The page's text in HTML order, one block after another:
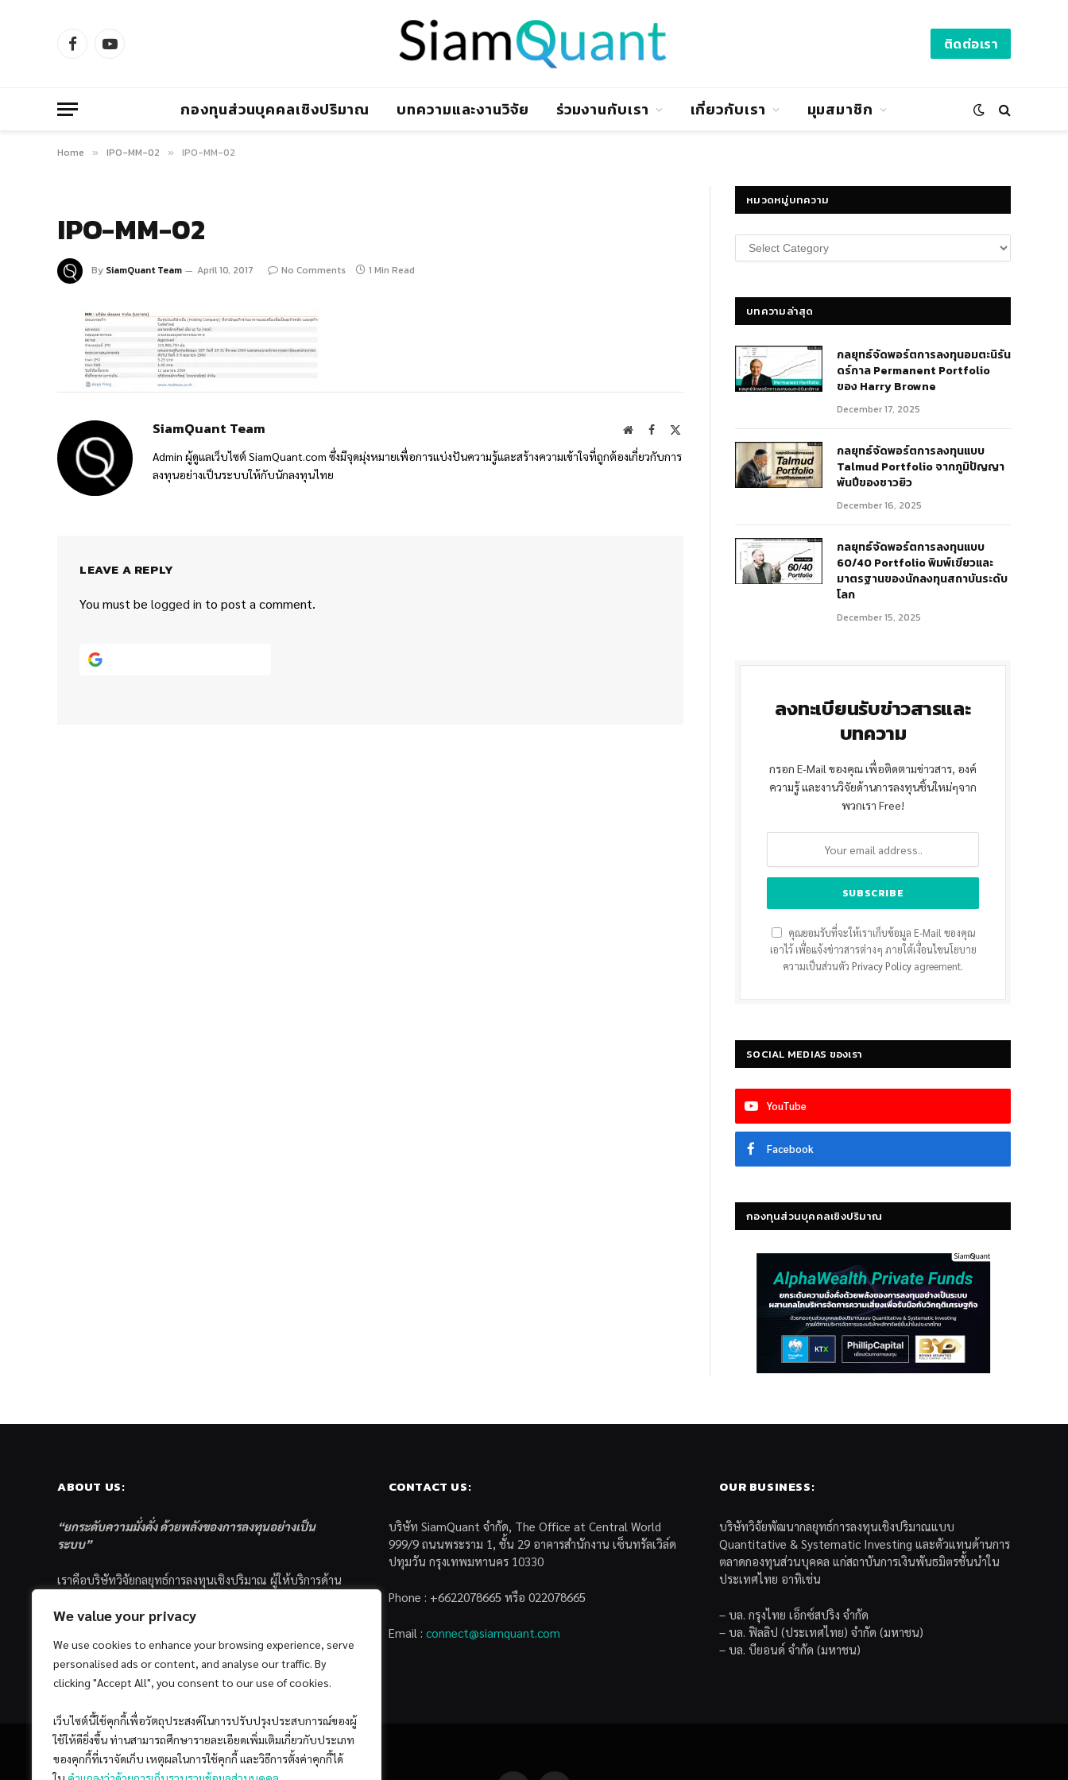
We value your privacy
We use cookies to enhance your browsing experience, serve
personalised ads or content, and analyse our traffic. By
clicking "Accept All", you consent to our use of cookies.
เว็บไซต์นี้ใช้คุกกี้เพื่อวัตถุประสงค์ในการปรับปรุงประสบการณ์ของผู้
ใช้ให้ดียิ่งขึ้น ท่านสามารถศึกษารายละเอียดเพิ่มเติมเกี่ยวกับประเภท
ของคุกกี้ที่เราจัดเก็บ เหตุผลในการใช้คุกกี้ และวิธีการตั้งค่าคุกกี้ได้
FacebookYouTube ติดต่อเรา
กองทุนส่วนบุคคลเชิงปริมาณ บทความและงานวิจัย ร่วมงานกับเรา เกี่ยวกับเรา มุมสมาชิก
Home » IPO-MM-02 » IPO-MM-02
IPO-MM-02
By SiamQuant Team April 10, 2017 No Comments 1 Min Read
SiamQuant Team WebsiteFacebook
Admin ผู้ดูแลเว็บไซต์ SiamQuant.com ซึ่งมีจุดมุ่งหมายเพื่อการแบ่งปันความรู้และสร้างความเข้าใจที่ถูกต้องเกี่ยวกับการ
ลงทุนอย่างเป็นระบบให้กับนักลงทุนไทย
LEAVE A REPLY
You must be logged in to post a comment.
หมวดหมู่บทความ
หมวด
หมู่
บทความล่าสุด
กลยุทธ์​จัดพอร์ตการลงทุนอมตะนิรัน
ดร์กาล Permanent Portfolio
ของ Harry Browne
December 17, 2025
กลยุทธ์จัดพอร์ตการลงทุนแบบ
Talmud Portfolio จากภูมิปัญญา
พันปีของชาวยิว
December 16, 2025
กลยุทธ์จัดพอร์ตการลงทุนแบบ
60/40 Portfolio พิมพ์เขียวและ
มาตรฐานของนักลงทุนสถาบันระดับ
โลก
December 15, 2025
ลงทะเบียนรับข่าวสารและ
บทความ
กรอก E-Mail ของคุณ เพื่อติดตามข่าวสาร, องค์
ความรู้ และงานวิจัยด้านการลงทุนชิ้นใหม่ๆจาก
พวกเรา Free!
คุณยอมรับที่จะให้เราเก็บข้อมูล E-Mail ของคุณ
เอาไว้ เพื่อแจ้งข่าวสารต่างๆ ภายใต้เงื่อนไขนโยบาย
ความเป็นส่วนตัว Privacy Policy agreement.
SOCIAL MEDIAS ของเรา
YouTube
Facebook
กองทุนส่วนบุคคลเชิงปริมาณ
ABOUT US:
“ยกระดับความมั่งคั่ง ด้วยพลังของการลงทุนอย่างเป็น
ระบบ”
เราคือบริษัทวิจัยกลยุทธ์การลงทุนเชิงปริมาณ ผู้ให้บริการด้าน
ส่วนบุคคล ซึ่งมีเป้าหมายที่จะช่วยเหลือให้นักลงทุนไทย
ด้วยแนวคิดและกระบวนการลงทุนอย่างเป็นระบบแบบ
Quantitative & Systematic Investing
CONTACT US:
บริษัท SiamQuant จำกัด, The Office at Central World
999/9 ถนนพระราม 1, ชั้น 29 อาคารสำนักงาน เซ็นทรัลเวิล์ด
ปทุมวัน กรุงเทพมหานคร 10330
Phone : +6622078665 หรือ 022078665
Email : connect@siamquant.com
OUR BUSINESS:
บริษัทวิจัยพัฒนากลยุทธ์การลงทุนเชิงปริมาณแบบ
Quantitative & Systematic Investing และตัวแทนด้านการ
ตลาดกองทุนส่วนบุคคล แก่สถาบันการเงินพันธมิตรชั้นนำใน
ประเทศไทย อาทิเช่น
– บล. กรุงไทย เอ็กซ์สปริง จำกัด
– บล. ฟิลลิป (ประเทศไทย) จำกัด (มหาชน)
– บล. บียอนด์ จำกัด (มหาชน)